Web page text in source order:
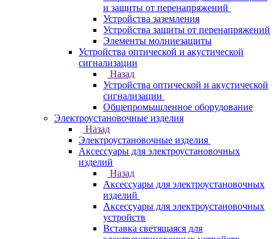
и защиты от перенапряжений
Устройства заземления
Устройства защиты от перенапряжений
Элементы молниезащиты
Устройства оптической и акустической
сигнализации
Назад
Устройства оптической и акустической
сигнализации
Общепромышленное оборудование
Электроустановочные изделия
Назад
Электроустановочные изделия
Аксессуары для электроустановочных
изделий
Назад
Аксессуары для электроустановочных
изделий
Аксессуары для электроустановочных
устройств
Вставка светящаяся для